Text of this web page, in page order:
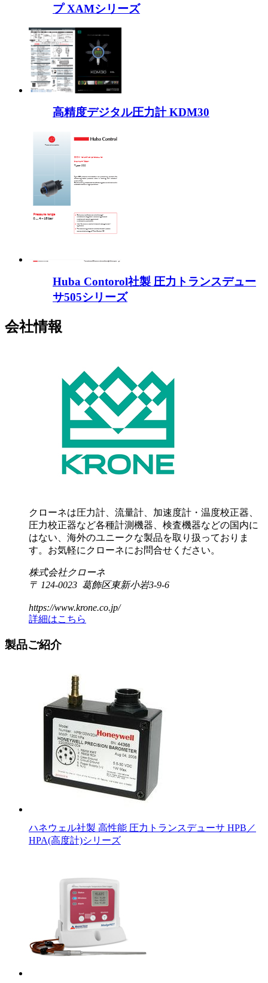
プ XAMシリーズ
高精度デジタル圧力計 KDM30
Huba Contorol社製 圧力トランスデュー
サ505シリーズ
会社情報
クローネは圧力計、流量計、加速度計・温度校正器、
圧力校正器など各種計測機器、検査機器などの国内に
はない、海外のユニークな製品を取り扱っておりま
す。お気軽にクローネにお問合せください。
株式会社クローネ
〒 124-0023 葛飾区東新小岩3-9-6
https://www.krone.co.jp/
詳細はこちら
製品ご紹介
ハネウェル社製 高性能 圧力トランスデューサ HPB／
HPA(高度計)シリーズ